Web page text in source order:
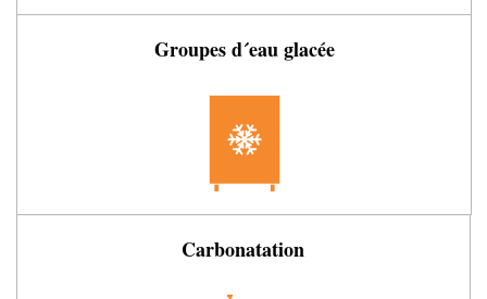
Groupes d´eau glacée
Carbonatation